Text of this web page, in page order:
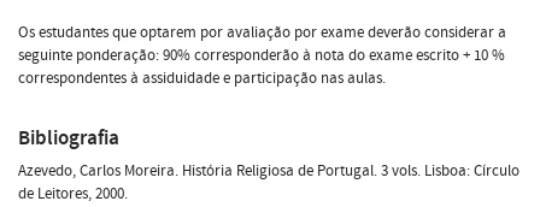
Os estudantes que optarem por avaliação por exame deverão considerar a
seguinte ponderação: 90% corresponderão à nota do exame escrito + 10 %
correspondentes à assiduidade e participação nas aulas.
Bibliografia
Azevedo, Carlos Moreira. História Religiosa de Portugal. 3 vols. Lisboa: Círculo
de Leitores, 2000.